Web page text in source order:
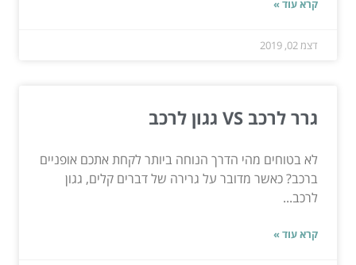
קרא עוד »
דצמ 02, 2019
גרר לרכב VS גגון לרכב
לא בטוחים מהי הדרך הנוחה ביותר לקחת אתכם אופניים
ברכב? כאשר מדובר על גרירה של דברים קלים, גגון
לרכב...
קרא עוד »